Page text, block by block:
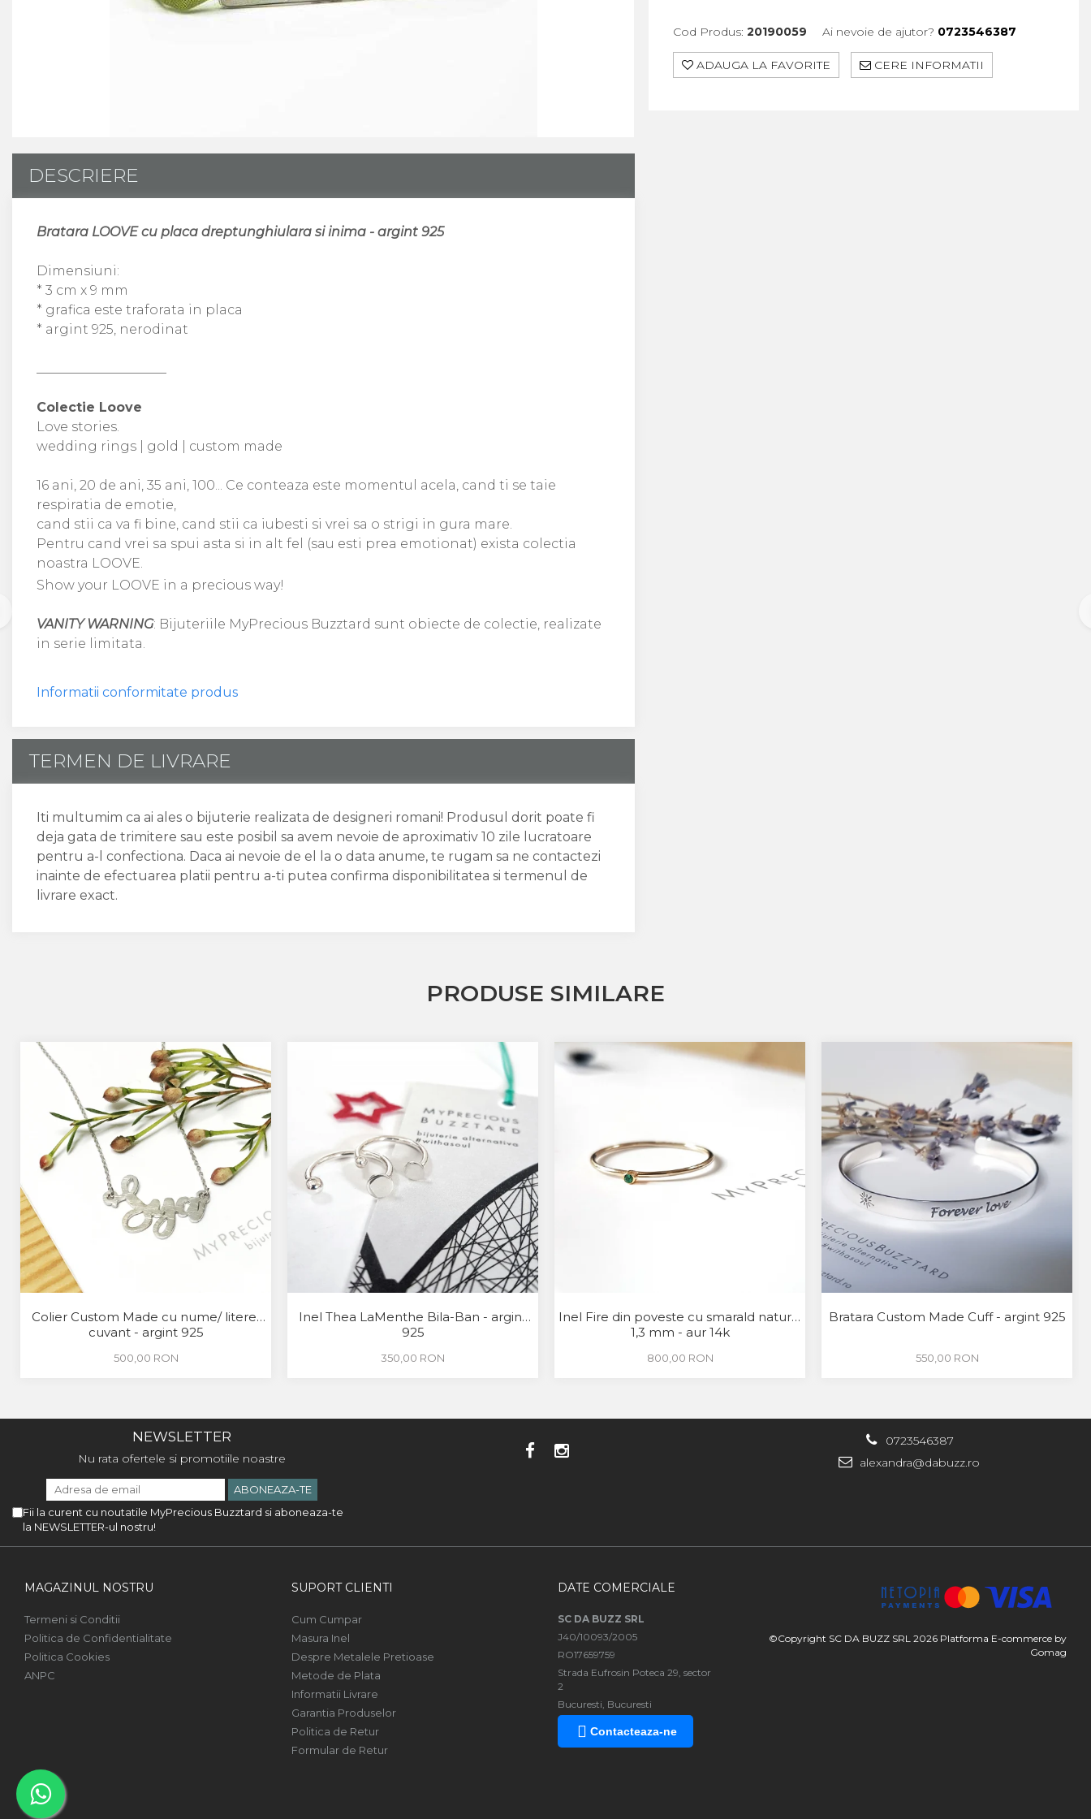
Cod Produs: 20190059 Ai nevoie de ajutor? 0723546387
ADAUGA LA FAVORITE CERE INFORMATII
DESCRIERE
Bratara LOOVE cu placa dreptunghiulara si inima - argint 925
Dimensiuni:
* 3 cm x 9 mm
* grafica este traforata in placa
* argint 925, nerodinat
Colectie Loove
Love stories.
wedding rings | gold | custom made
16 ani, 20 de ani, 35 ani, 100... Ce conteaza este momentul acela, cand ti se taie
respiratia de emotie,
cand stii ca va fi bine, cand stii ca iubesti si vrei sa o strigi in gura mare.
Pentru cand vrei sa spui asta si in alt fel (sau esti prea emotionat) exista colectia
noastra LOOVE.
Show your LOOVE in a precious way!
VANITY WARNING: Bijuteriile MyPrecious Buzztard sunt obiecte de colectie, realizate
in serie limitata.
Informatii conformitate produs
TERMEN DE LIVRARE
Iti multumim ca ai ales o bijuterie realizata de designeri romani! Produsul dorit poate fi
deja gata de trimitere sau este posibil sa avem nevoie de aproximativ 10 zile lucratoare
pentru a-l confectiona. Daca ai nevoie de el la o data anume, te rugam sa ne contactezi
inainte de efectuarea platii pentru a-ti putea confirma disponibilitatea si termenul de
livrare exact.
PRODUSE SIMILARE
Colier Custom Made cu nume/ litere/
cuvant - argint 925
500,00 RON
Inel Thea LaMenthe Bila-Ban - argint
925
350,00 RON
Inel Fire din poveste cu smarald natural
1,3 mm - aur 14k
800,00 RON
Bratara Custom Made Cuff - argint 925
550,00 RON
NEWSLETTER
Nu rata ofertele si promotiile noastre
Fii la curent cu noutatile MyPrecious Buzztard si aboneaza-te
la NEWSLETTER-ul nostru!
0723546387
alexandra@dabuzz.ro
MAGAZINUL NOSTRU
Termeni si Conditii
Politica de Confidentialitate
Politica Cookies
ANPC
SUPORT CLIENTI
Cum Cumpar
Masura Inel
Despre Metalele Pretioase
Metode de Plata
Informatii Livrare
Garantia Produselor
Politica de Retur
Formular de Retur
DATE COMERCIALE
SC DA BUZZ SRL
J40/10093/2005
RO17659759
Strada Eufrosin Poteca 29, sector
2
Bucuresti, Bucuresti
Contacteaza-ne
©Copyright SC DA BUZZ SRL 2026 Platforma E-commerce by
Gomag